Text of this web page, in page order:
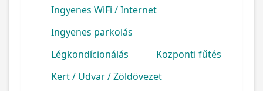
Ingyenes WiFi / Internet
Ingyenes parkolás
Légkondícionálás
Központi fűtés
Kert / Udvar / Zöldövezet